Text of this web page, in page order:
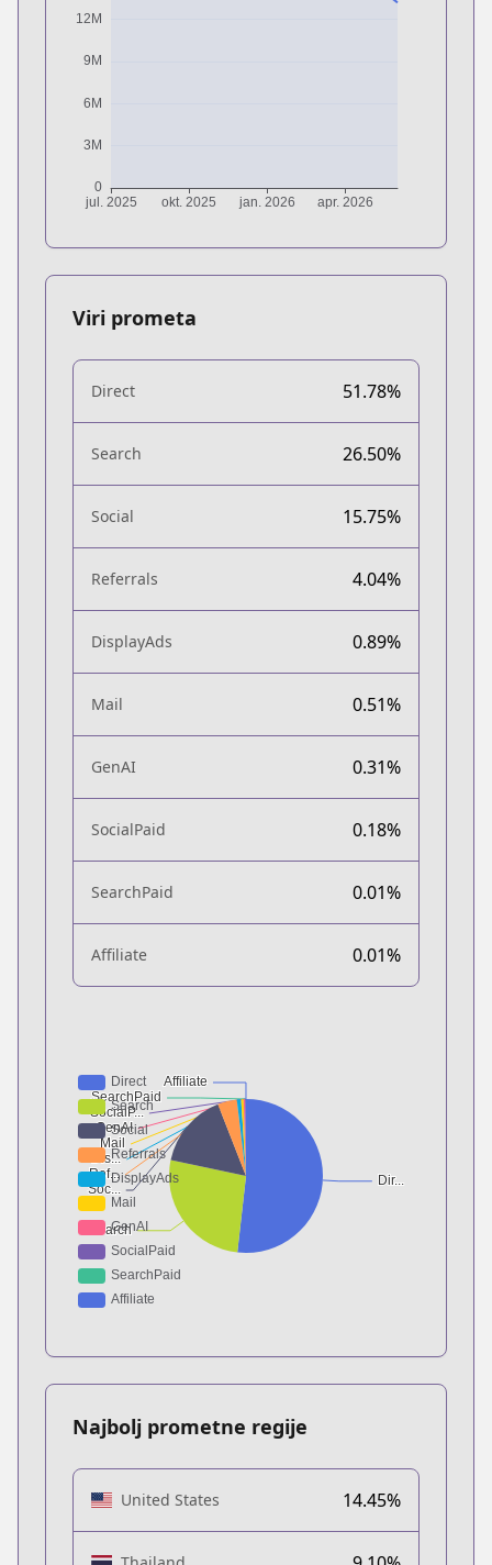
Viri prometa
Direct 51.78%
Search 26.50%
Social 15.75%
Referrals 4.04%
DisplayAds 0.89%
Mail 0.51%
GenAI 0.31%
SocialPaid 0.18%
SearchPaid 0.01%
Affiliate 0.01%
Najbolj prometne regije
United States 14.45%